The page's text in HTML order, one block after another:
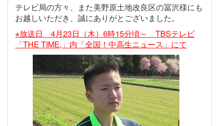
テレビ局の方々、また美野原土地改良区の冨沢様にも
お越しいただき、誠にありがとございました。
※放送日 4月23日（木）6時15分頃～ TBSテレビ
「THE TIME,」内「全国！中高生ニュース」にて